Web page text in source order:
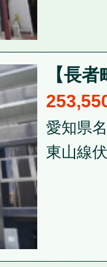
【長
愛知県
東山線